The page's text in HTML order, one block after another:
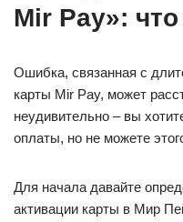
Mir Pay»:
Ошибка, связанная с
карты Mir Pay, может
неудивительно – вы
оплаты, но не можете
Для начала давайте
активации карты в Мир